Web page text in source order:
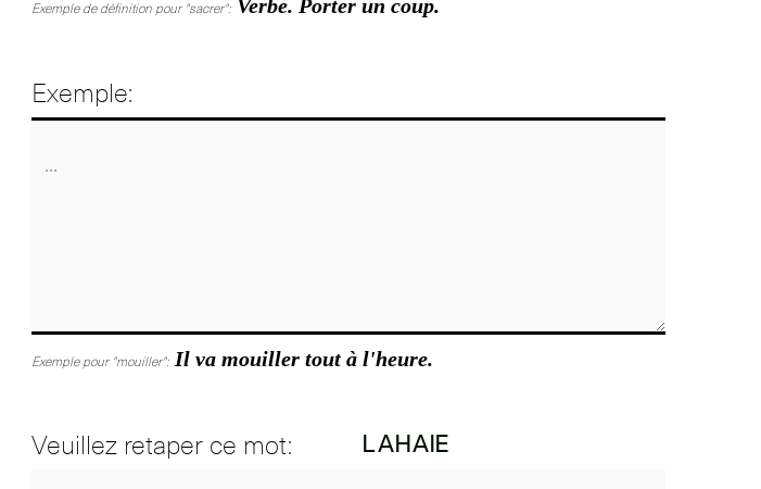
Exemple de définition pour "sacrer": Verbe. Porter un coup.
Exemple:
Exemple pour "mouiller": Il va mouiller tout à l'heure.
Veuillez retaper ce mot: